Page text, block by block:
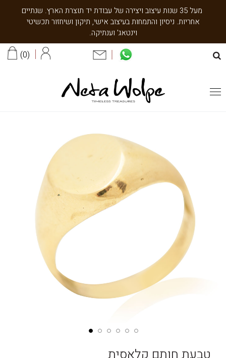
מעל 35 שנות עיצוב ויצירה של עבודת יד תוצרת הארץ. שנתיים
אחריות. ניסיון והתמחות בעיצוב אישי, תיקון ושיחזור תכשיטי
וינטאג' וענתיקה.
0